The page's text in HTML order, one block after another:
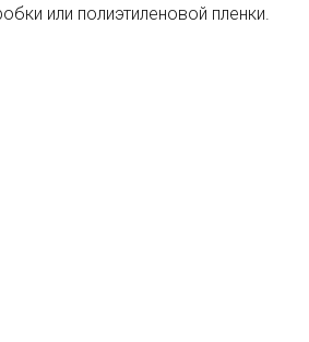
или полиэтиленовой пленки.